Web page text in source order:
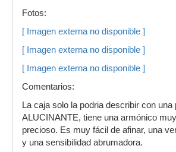
Fotos:
[ Imagen externa no disponible ]
[ Imagen externa no disponible ]
[ Imagen externa no disponible ]
Comentarios:
La caja solo la podria describir con una
ALUCINANTE, tiene una armónico
precioso. Es muy fácil de afinar, una
y una sensibilidad abrumadora.